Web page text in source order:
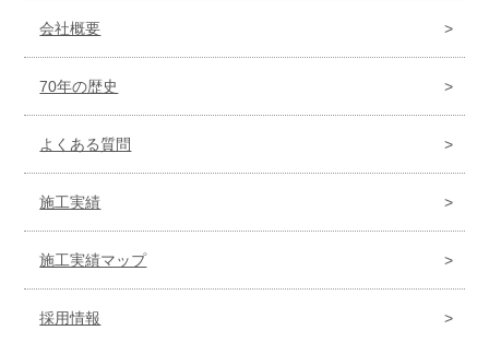
会社概要
70年の歴史
よくある質問
施工実績
施工実績マップ
採用情報